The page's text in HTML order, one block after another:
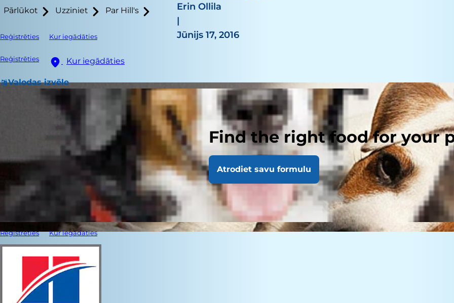
Pārlūkot Uzziniet Par Hill's
Reģistrēties Kur iegādāties
Reģistrēties Kur iegādāties
Valodas izvēle
Find the right food for your
Atrodiet savu formulu
Reģistrēties Kur iegādāties
Erin Ollila
|
Jūnijs 17, 2016